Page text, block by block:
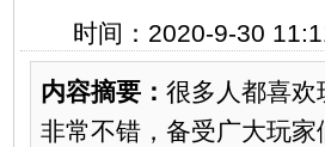
时间：2020-9-30
内容摘要： 很多人都喜欢
非常不错，备受广大玩